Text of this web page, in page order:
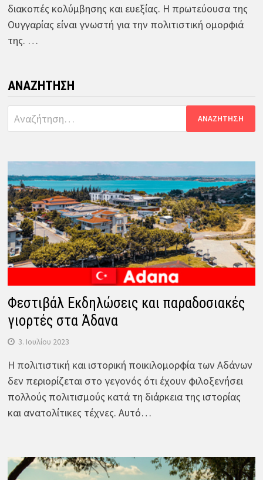
διακοπές κολύμβησης και ευεξίας. Η πρωτεύουσα της
Ουγγαρίας είναι γνωστή για την πολιτιστική ομορφιά
της. …
ΑΝΑΖΉΤΗΣΗ
Αναζήτηση
για:
Φεστιβάλ Εκδηλώσεις και παραδοσιακές
γιορτές στα Άδανα
3. Ιουλίου 2023
Η πολιτιστική και ιστορική ποικιλομορφία των Αδάνων
δεν περιορίζεται στο γεγονός ότι έχουν φιλοξενήσει
πολλούς πολιτισμούς κατά τη διάρκεια της ιστορίας
και ανατολίτικες τέχνες. Αυτό…